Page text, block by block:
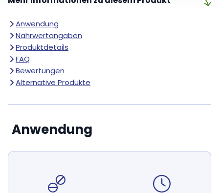
Anwendung
Nährwertangaben
Produktdetails
FAQ
Bewertungen
Alternative Produkte
Anwendung